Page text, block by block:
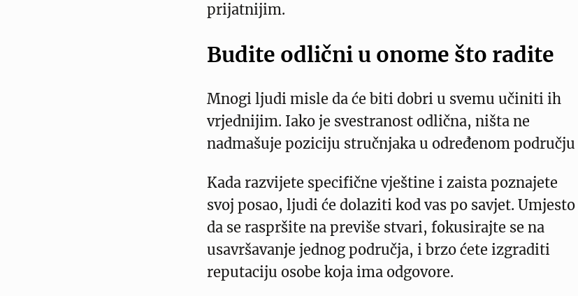
prijatnijim.
Budite odlični u onome što radite
Mnogi ljudi misle da će biti dobri u svemu učiniti ih
vrjednijim. Iako je svestranost odlična, ništa ne
nadmašuje poziciju stručnjaka u određenom području
Kada razvijete specifične vještine i zaista poznajete
svoj posao, ljudi će dolaziti kod vas po savjet. Umjesto
da se raspršite na previše stvari, fokusirajte se na
usavršavanje jednog područja, i brzo ćete izgraditi
reputaciju osobe koja ima odgovore.